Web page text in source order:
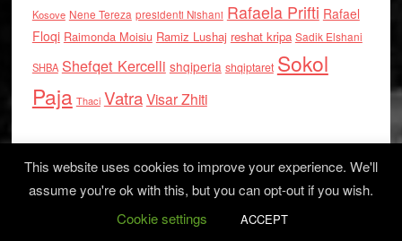
Kosove Nene Tereza presidenti Nishani Rafaela Prifti Rafael
Floqi Raimonda Moisiu Ramiz Lushaj reshat kripa Sadik Elshani
SHBA Shefqet Kercelli shqiperia shqiptaret Sokol
Paja Thaci VatraVisar Zhiti
Log in
This website uses cookies to improve your experience. We'll
assume you're ok with this, but you can opt-out if you wish.
Cookie settings
ACCEPT